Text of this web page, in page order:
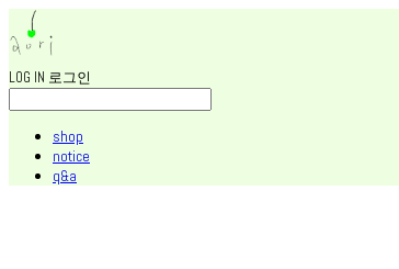
LOG IN 로그인
shop
notice
q&a